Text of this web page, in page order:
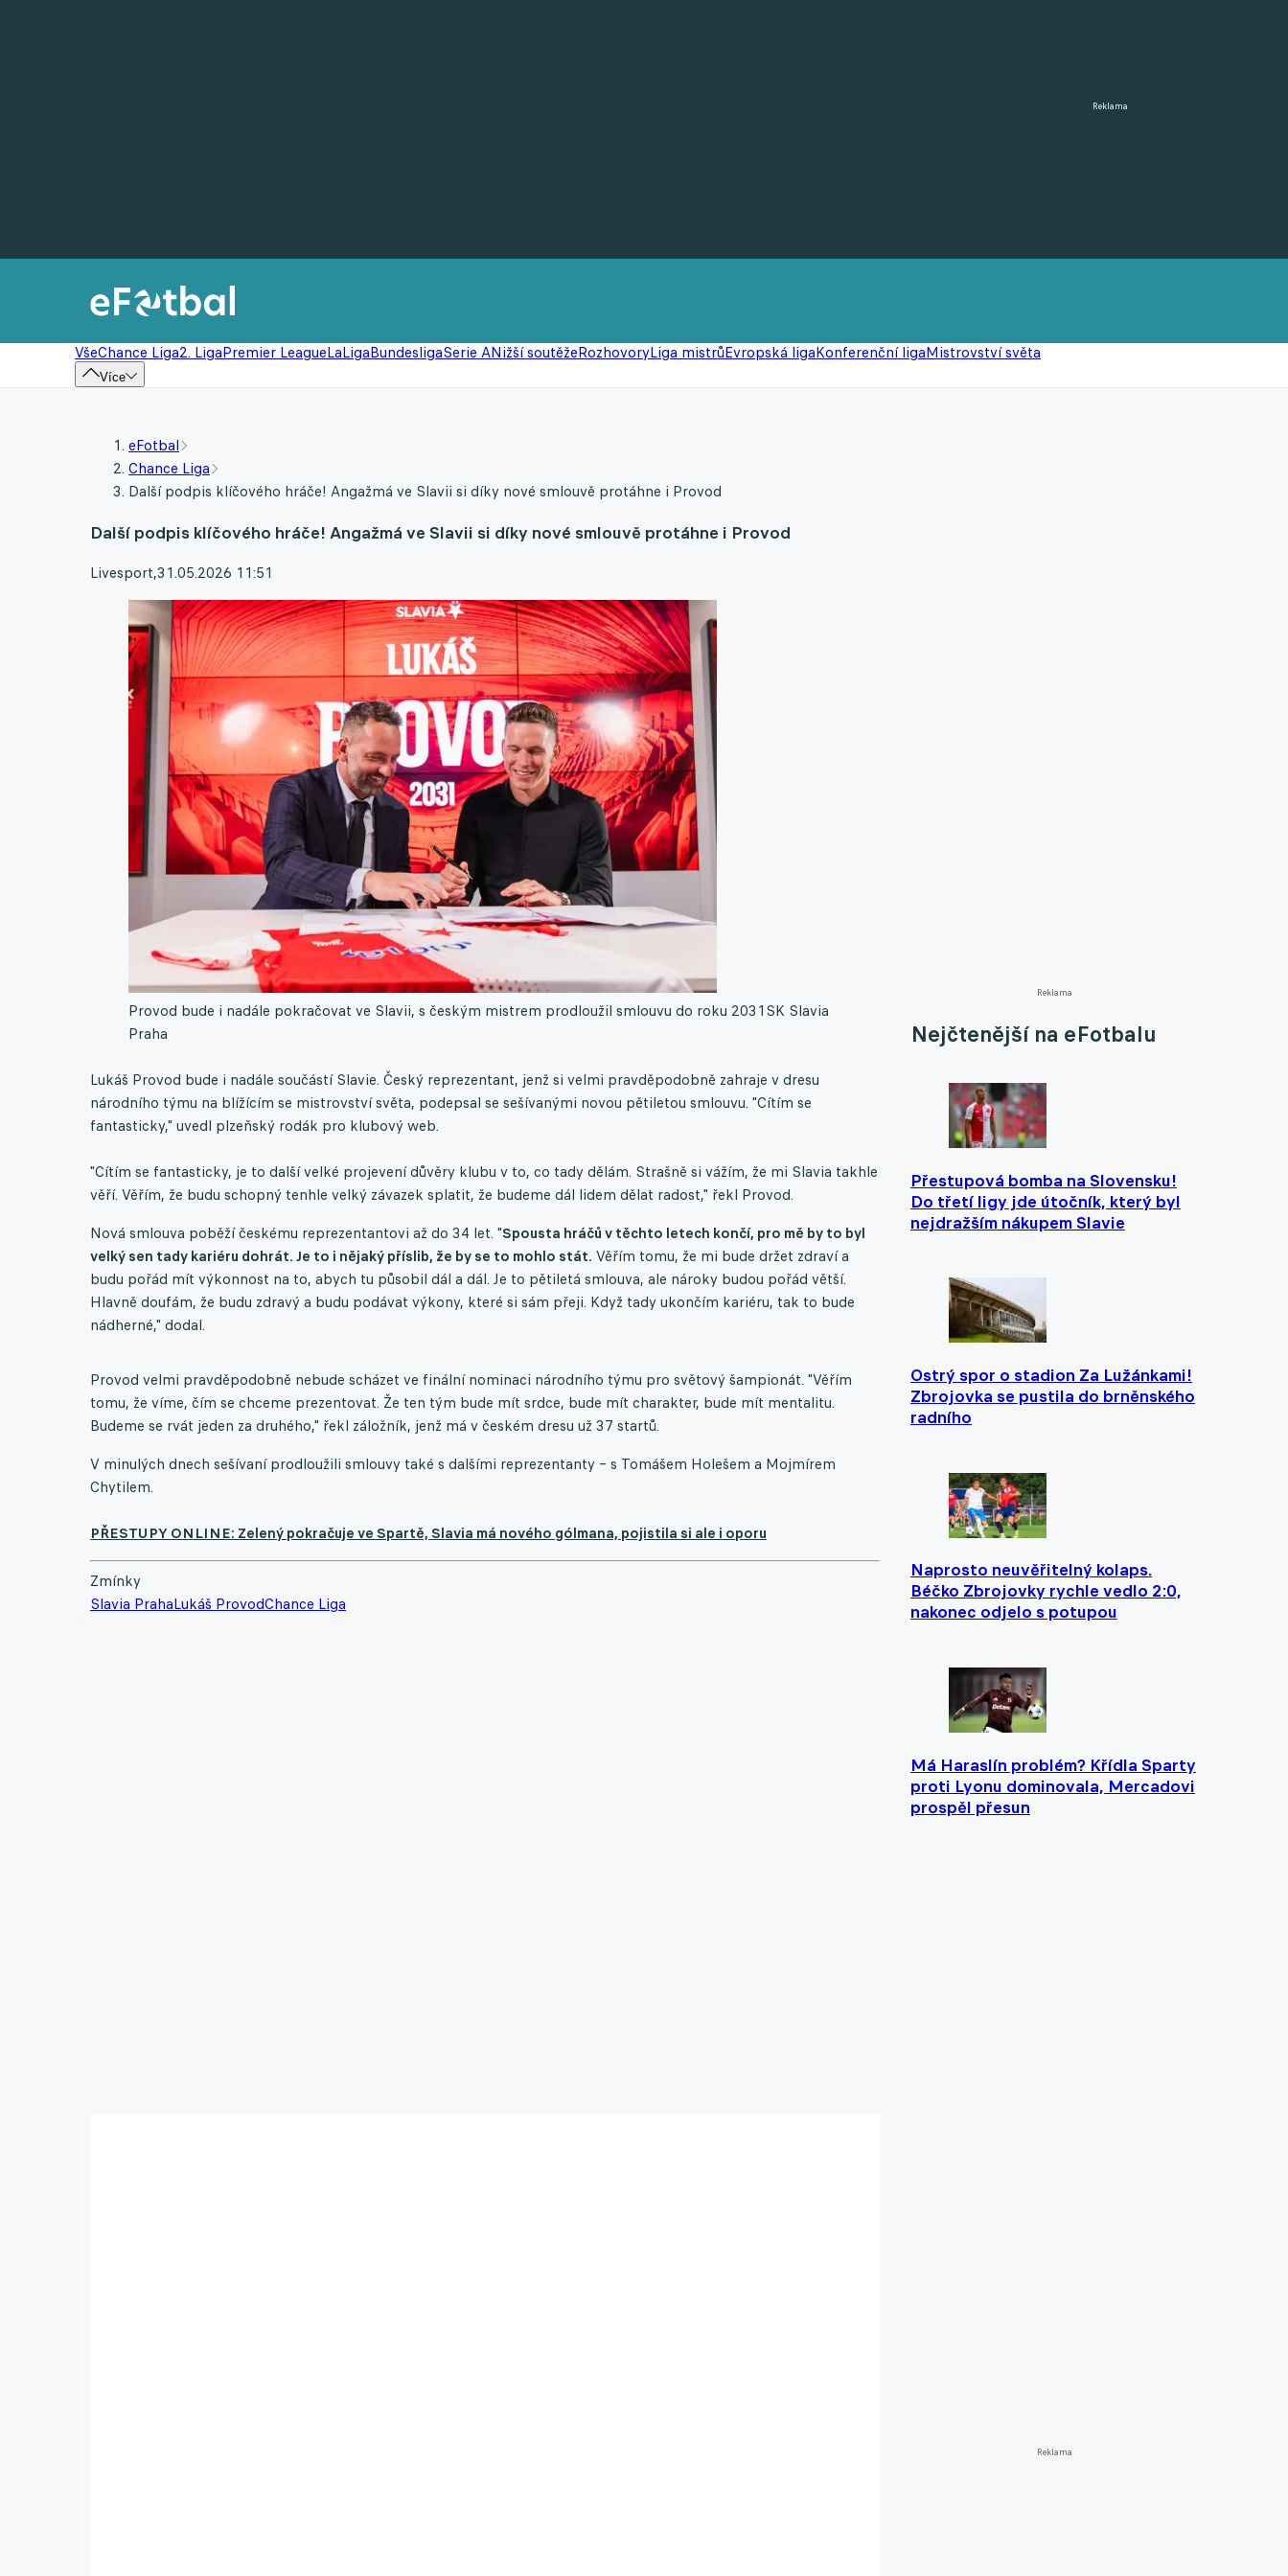
Reklama
VšeChance Liga2. LigaPremier LeagueLaLigaBundesligaSerie ANižší soutěžeRozhovoryLiga mistrůEvropská ligaKonferenční ligaMistrovství světa
Více
Reklama
Nejčtenější na eFotbalu
Přestupová bomba na Slovensku!
Do třetí ligy jde útočník, který byl
nejdražším nákupem Slavie
Ostrý spor o stadion Za Lužánkami!
Zbrojovka se pustila do brněnského
radního
Naprosto neuvěřitelný kolaps.
Béčko Zbrojovky rychle vedlo 2:0,
nakonec odjelo s potupou
Má Haraslín problém? Křídla Sparty
proti Lyonu dominovala, Mercadovi
prospěl přesun
Reklama
eFotbal
Chance Liga
Další podpis klíčového hráče! Angažmá ve Slavii si díky nové smlouvě protáhne i Provod
Další podpis klíčového hráče! Angažmá ve Slavii si díky nové smlouvě protáhne i Provod
Livesport,31.05.2026 11:51
Provod bude i nadále pokračovat ve Slavii, s českým mistrem prodloužil smlouvu do roku 2031 SK Slavia
Praha
Lukáš Provod bude i nadále součástí Slavie. Český reprezentant, jenž si velmi pravděpodobně zahraje v dresu
národního týmu na blížícím se mistrovství světa, podepsal se sešívanými novou pětiletou smlouvu. "Cítím se
fantasticky," uvedl plzeňský rodák pro klubový web.
"Cítím se fantasticky, je to další velké projevení důvěry klubu v to, co tady dělám. Strašně si vážím, že mi Slavia takhle
věří. Věřím, že budu schopný tenhle velký závazek splatit, že budeme dál lidem dělat radost," řekl Provod.
Nová smlouva poběží českému reprezentantovi až do 34 let. "Spousta hráčů v těchto letech končí, pro mě by to byl
velký sen tady kariéru dohrát. Je to i nějaký příslib, že by se to mohlo stát. Věřím tomu, že mi bude držet zdraví a
budu pořád mít výkonnost na to, abych tu působil dál a dál. Je to pětiletá smlouva, ale nároky budou pořád větší.
Hlavně doufám, že budu zdravý a budu podávat výkony, které si sám přeji. Když tady ukončím kariéru, tak to bude
nádherné," dodal.
Provod velmi pravděpodobně nebude scházet ve finální nominaci národního týmu pro světový šampionát. "Věřím
tomu, že víme, čím se chceme prezentovat. Že ten tým bude mít srdce, bude mít charakter, bude mít mentalitu.
Budeme se rvát jeden za druhého," řekl záložník, jenž má v českém dresu už 37 startů.
V minulých dnech sešívaní prodloužili smlouvy také s dalšími reprezentanty – s Tomášem Holešem a Mojmírem
Chytilem.
PŘESTUPY ONLINE: Zelený pokračuje ve Spartě, Slavia má nového gólmana, pojistila si ale i oporu
Zmínky
Slavia PrahaLukáš ProvodChance Liga